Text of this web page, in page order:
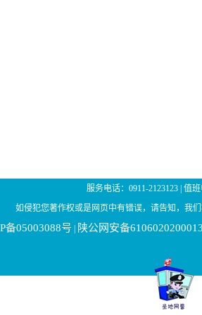
服务电话：0911-2123123 | 值
如侵犯您著作权或是网页中有错误，请告知，我
备05003088号 陕公网安备